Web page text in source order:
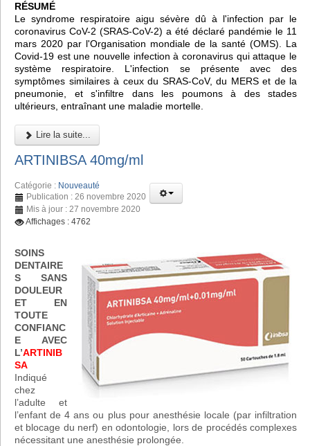
RÉSUMÉ
Le syndrome respiratoire aigu sévère dû à l'infection par le
coronavirus CoV-2 (SRAS-CoV-2) a été déclaré pandémie le 11
mars 2020 par l'Organisation mondiale de la santé (OMS). La
Covid-19 est une nouvelle infection à coronavirus qui attaque le
système respiratoire. L'infection se présente avec des
symptômes similaires à ceux du SRAS-CoV, du MERS et de la
pneumonie, et s'infiltre dans les poumons à des stades
ultérieurs, entraînant une maladie mortelle.
Lire la suite...
ARTINIBSA 40mg/ml
Catégorie : Nouveauté
Publication : 26 novembre 2020
Mis à jour : 27 novembre 2020
Affichages : 4762
SOINS
DENTAIRE
S SANS
DOULEUR
ET EN
TOUTE
CONFIANC
E AVEC
L’ARTINIB
SA
Indiqué
chez
l’adulte et
l’enfant de 4 ans ou plus pour anesthésie locale (par infiltration
et blocage du nerf) en odontologie, lors de procédés complexes
nécessitant une anesthésie prolongée.